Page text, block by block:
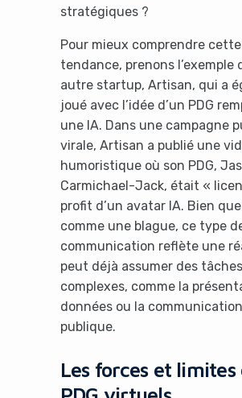
stratégiques ?
Pour mieux comprendre cette
tendance, prenons l’exemple
autre startup, Artisan, qui a
joué avec l’idée d’un PDG
une IA. Dans une campagne
virale, Artisan a publié une
humoristique où son PDG,
Carmichael-Jack, était «
profit d’un avatar IA. Bien
comme une blague, ce type
communication reflète une
peut déjà assumer des tâches
complexes, comme la
données ou la communication
publique.
Les forces et limites